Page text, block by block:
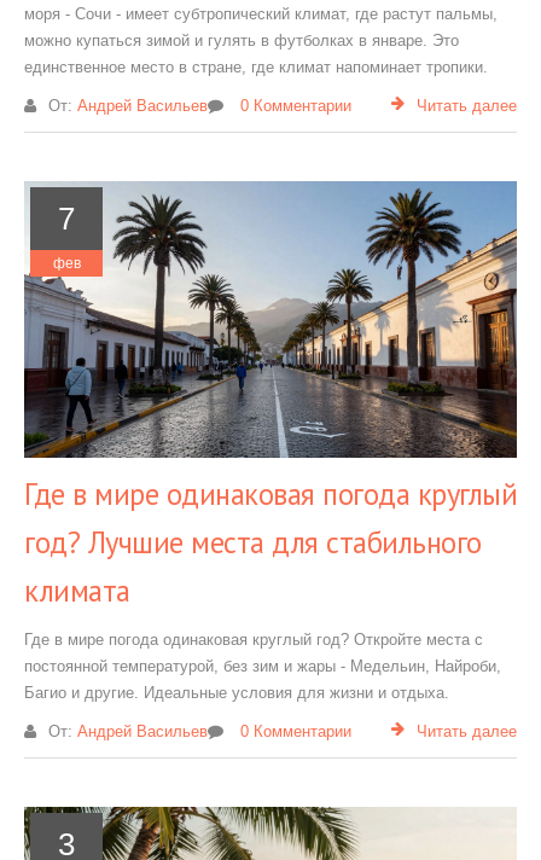
моря - Сочи - имеет субтропический климат, где растут пальмы,
можно купаться зимой и гулять в футболках в январе. Это
единственное место в стране, где климат напоминает тропики.
От: Андрей Васильев 0 Комментарии Читать далее
7
фев
Где в мире одинаковая погода круглый
год? Лучшие места для стабильного
климата
Где в мире погода одинаковая круглый год? Откройте места с
постоянной температурой, без зим и жары - Медельин, Найроби,
Багио и другие. Идеальные условия для жизни и отдыха.
От: Андрей Васильев 0 Комментарии Читать далее
3